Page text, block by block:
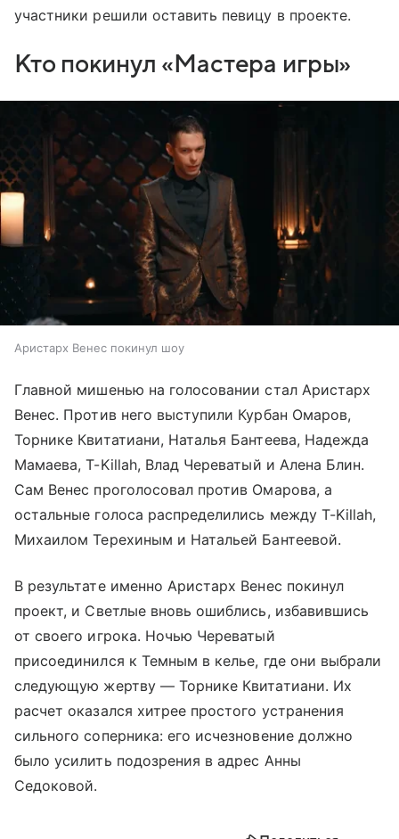
участники решили оставить певицу в проекте.
Кто покинул «Мастера игры»
Аристарх Венес покинул шоу
Главной мишенью на голосовании стал Аристарх
Венес. Против него выступили Курбан Омаров,
Торнике Квитатиани, Наталья Бантеева, Надежда
Мамаева, T-Killah, Влад Череватый и Алена Блин.
Сам Венес проголосовал против Омарова, а
остальные голоса распределились между T-Killah,
Михаилом Терехиным и Натальей Бантеевой.
В результате именно Аристарх Венес покинул
проект, и Светлые вновь ошиблись, избавившись
от своего игрока. Ночью Череватый
присоединился к Темным в келье, где они выбрали
следующую жертву — Торнике Квитатиани. Их
расчет оказался хитрее простого устранения
сильного соперника: его исчезновение должно
было усилить подозрения в адрес Анны
Седоковой.